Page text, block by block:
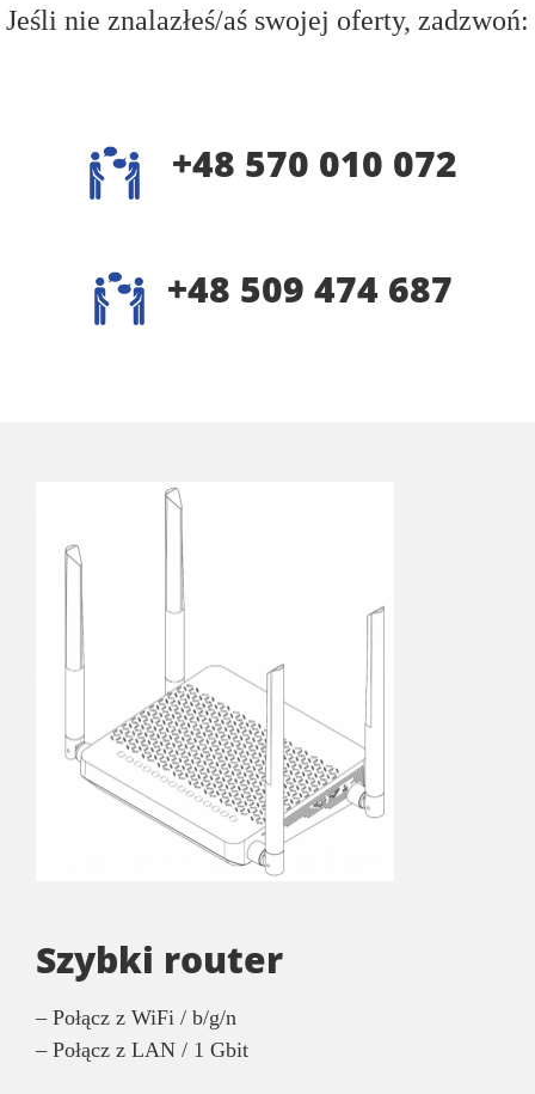
Jeśli nie znalazłeś/aś swojej oferty, zadzwoń:
+48 570 010 072
+48 509 474 687
Szybki router
– Połącz z WiFi / b/g/n
– Połącz z LAN / 1 Gbit